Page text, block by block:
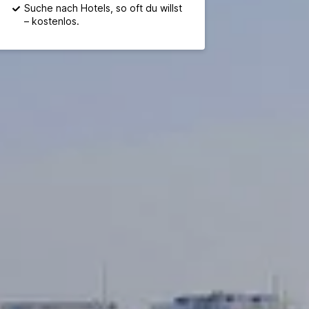
Suche nach Hotels, so oft du willst
– kostenlos.